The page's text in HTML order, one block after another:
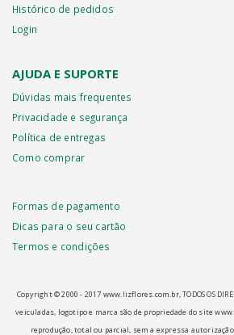
Histórico de pedidos
Login
AJUDA E SUPORTE
Dúvidas mais frequentes
Privacidade e segurança
Política de entregas
Como comprar
Formas de pagamento
Dicas para o seu cartão
Termos e condições
Copyright © 2000 - ­2017 www.lizflores.com.br, TODOS OS
veiculadas, logotipo e marca são de propriedade do site
reprodução, total ou parcial, sem a expressa